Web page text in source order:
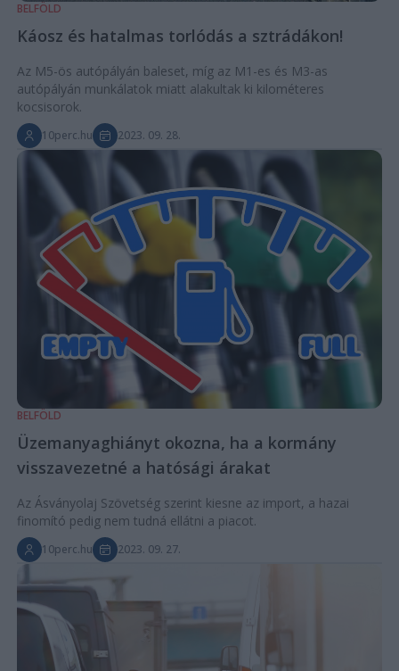
BELFÖLD
Káosz és hatalmas torlódás a sztrádákon!
Az M5-ös autópályán baleset, míg az M1-es és M3-as
autópályán munkálatok miatt alakultak ki kilométeres
kocsisorok.
10perc.hu 2023. 09. 28.
BELFÖLD
Üzemanyaghiányt okozna, ha a kormány
visszavezetné a hatósági árakat
Az Ásványolaj Szövetség szerint kiesne az import, a hazai
finomító pedig nem tudná ellátni a piacot.
10perc.hu 2023. 09. 27.